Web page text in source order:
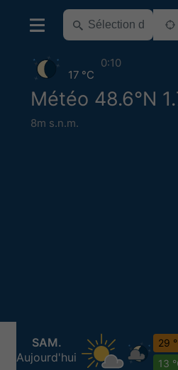
Météo 48.6°N
8m s.n.m.
17 °C
0:10
SAM.
Aujourd'hui
29
13